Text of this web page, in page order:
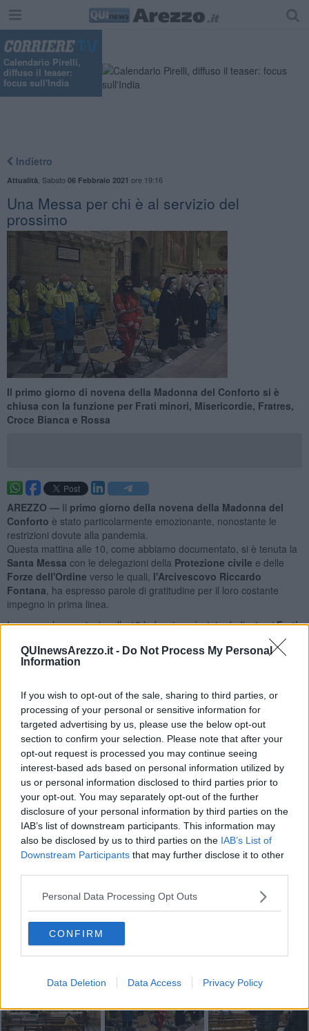
QUInewsArezzo.it - Do Not Process My Personal
Information
If you wish to opt-out of the sale, sharing to third parties, or
processing of your personal or sensitive information for
targeted advertising by us, please use the below opt-out
section to confirm your selection. Please note that after your
opt-out request is processed you may continue seeing
interest-based ads based on personal information utilized by
us or personal information disclosed to third parties prior to
your opt-out. You may separately opt-out of the further
disclosure of your personal information by third parties on the
IAB’s list of downstream participants. This information may
also be disclosed by us to third parties on the IAB’s List of
Downstream Participants that may further disclose it to other
Personal Data Processing Opt Outs
CONFIRM
Data Deletion Data Access Privacy Policy
Calendario Pirelli,
diffuso il teaser:
focus sull'India
Indietro
Attualità Sabato 06 Febbraio 2021 ore 19:16
Una Messa per chi è al servizio del
prossimo
Il primo giorno di novena della Madonna del Conforto si è
chiusa con la funzione per Frati minori, Misericordie, Fratres,
Croce Bianca e Rossa
AREZZO — Il primo giorno della novena della Madonna del
Conforto è stato particolarmente emozionante, nonostante le
restrizioni dovute alla pandemia.
Questa mattina alle 10, come abbiamo documentato, si è tenuta la
Santa Messa con le delegazioni della Protezione civile e delle
Forze dell'Ordine verso le quali, l'Arcivescovo Riccardo
Fontana , ha espresso parole di gratitudine per il loro costante
impegno in prima linea.
Invece, nel pomeriggio, alle 18 la funzione è stata dedicata aiFrati
Minori, alle Confraternite di Misericordia, ai Gruppi donatori di
Sangue Fratres, alla Croce Rossa e alla Croce Bianca.
Anche loro sempre in "trincea" e pilastri del volontariato,
particolarmente impegnati soprattutto in un momento difficile come
quello attuale, a causa dell'emergenza sanitaria. Ogni giorno
mettono il loro tempo e la loro attività a disposizione degli
altri, nelle urgenze e criticità come pure nel supporto alle fasce più
deboli della popolazione.
Se vuoi leggere le notizie principali della Toscana iscriviti alla
Arriva gratis tutti i giorni
alle 20:00 direttamente nella tua casella di posta.
Basta cliccareQUI